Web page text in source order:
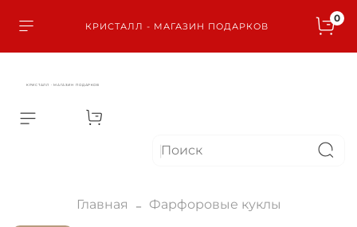
КРИСТАЛЛ - МАГАЗИН ПОДАРКОВ
0
КРИСТАЛЛ - МАГАЗИН ПОДАРКОВ
Главная Фарфоровые куклы